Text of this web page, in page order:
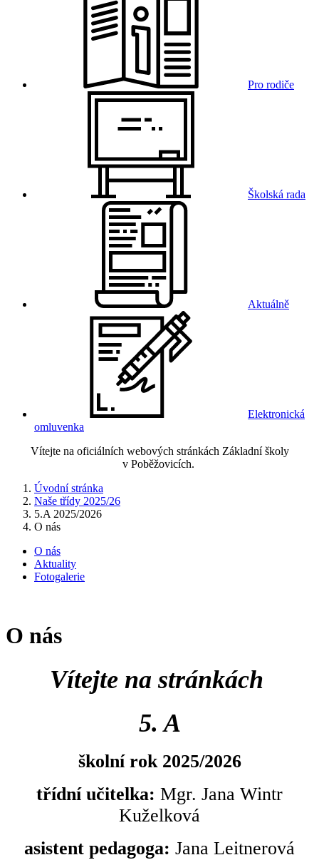
Pro rodiče
Školská rada
Aktuálně
Elektronická
omluvenka
Vítejte na oficiálních webových stránkách Základní školy
v Poběžovicích.
Úvodní stránka
Naše třídy 2025/26
5.A 2025/2026
O nás
O nás
Aktuality
Fotogalerie
O nás
Vítejte na stránkách
5. A
školní rok 2025/2026
třídní učitelka: Mgr. Jana Wintr
Kuželková
asistent pedagoga: Jana Leitnerová